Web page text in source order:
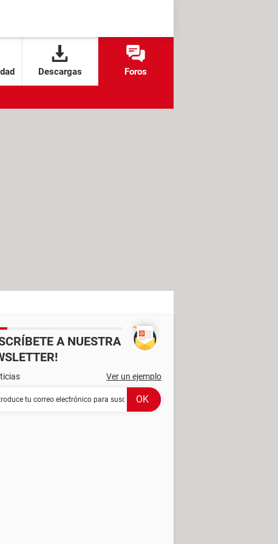
Descargas Foros
A NUESTRA
Ver un ejemplo